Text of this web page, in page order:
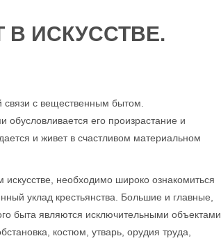
ИСКУССТВЕ.
связи с вещественным бытом.
его произрастание и
и живет в счастливом материальном
искусстве, необходимо широко ознакомиться
уклад крестьянства. Большие и главные,
быта являются исключительными объектами
костюм, утварь, орудия труда,